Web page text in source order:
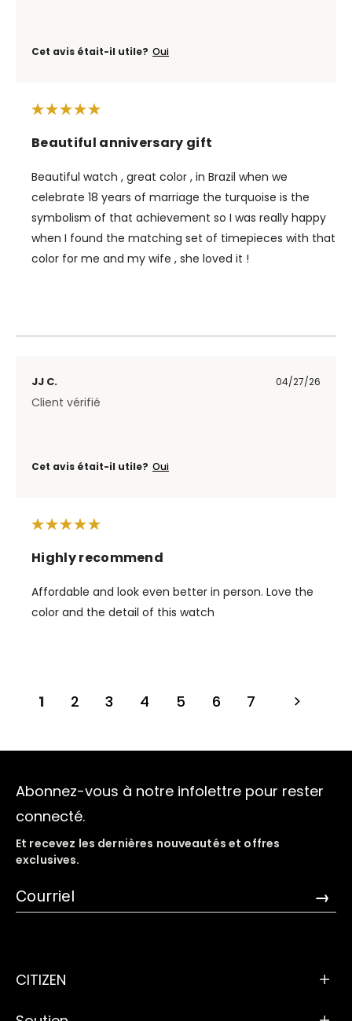
Cet avis était-il utile? Oui
Beautiful anniversary gift
Beautiful watch , great color , in Brazil when we
celebrate 18 years of marriage the turquoise is the
symbolism of that achievement so I was really happy
when I found the matching set of timepieces with that
color for me and my wife , she loved it !
JJ C. 04/27/26
Client vérifié
Cet avis était-il utile? Oui
Highly recommend
Affordable and look even better in person. Love the
color and the detail of this watch
1 2 3 4 5 6 7
Abonnez-vous à notre infolettre pour rester
connecté.
Et recevez les dernières nouveautés et offres
exclusives.
→
CITIZEN